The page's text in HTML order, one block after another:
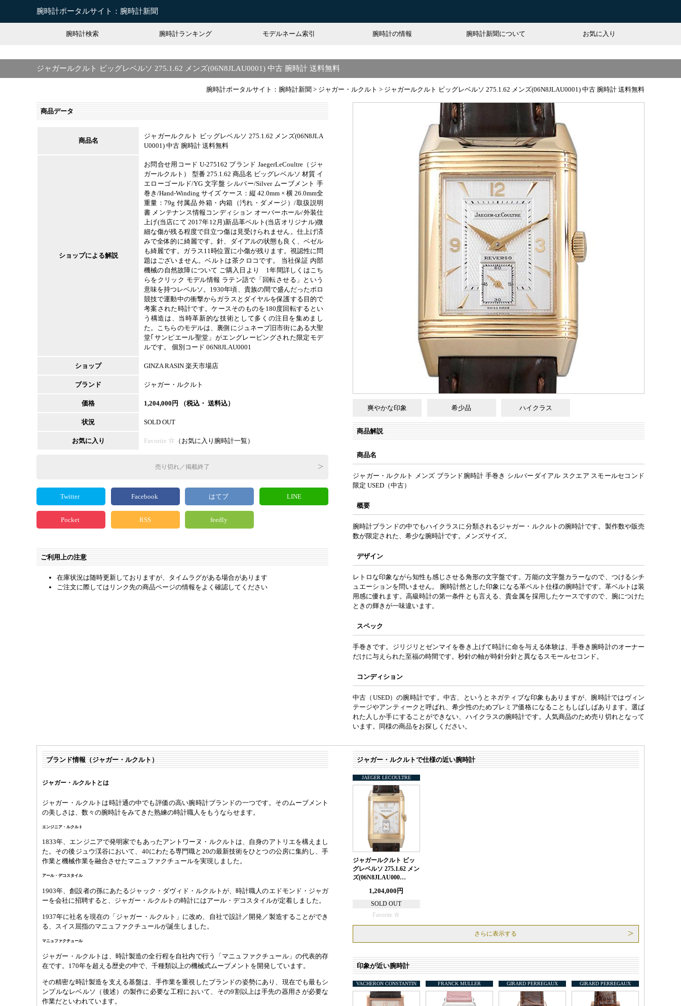
腕時計ポータルサイト：腕時計新聞
腕時計検索 腕時計ランキング モデルネーム索引 腕時計の情報 腕時計新聞について お気に入り
ジャガールクルト ビッグレベルソ 275.1.62 メンズ(06N8JLAU0001) 中古 腕時計 送料無料
腕時計ポータルサイト：腕時計新聞 > ジャガー・ルクルト > ジャガールクルト ビッグレベルソ 275.1.62 メンズ(06N8JLAU0001) 中古 腕時計 送料無料
爽やかな印象 希少品 ハイクラス
商品解説
商品名
ジャガー・ルクルト メンズ ブランド腕時計 手巻き シルバーダイアル スクエア スモールセコンド
限定 USED（中古）
概要
腕時計ブランドの中でもハイクラスに分類されるジャガー・ルクルトの腕時計です。製作数や販売
数が限定された、希少な腕時計です。メンズサイズ。
デザイン
レトロな印象ながら知性も感じさせる角形の文字盤です。万能の文字盤カラーなので、つけるシチ
ュエーションを問いません。 腕時計然とした印象になる革ベルト仕様の腕時計です。革ベルトは装
用感に優れます。高級時計の第一条件とも言える、貴金属を採用したケースですので、腕につけた
ときの輝きが一味違います。
スペック
手巻きです。ジリジリとゼンマイを巻き上げて時計に命を与える体験は、手巻き腕時計のオーナー
だけに与えられた至福の時間です。秒針の軸が時針分針と異なるスモールセコンド。
コンディション
中古（USED）の腕時計です。中古、というとネガティブな印象もありますが、腕時計ではヴィン
テージやアンティークと呼ばれ、希少性のためプレミア価格になることもしばしばあります。選ば
れた人しか手にすることができない、ハイクラスの腕時計です。人気商品のため売り切れとなって
います。同様の商品をお探しください。
商品データ
商品名
ジャガールクルト ビッグレベルソ 275.1.62 メンズ(06N8JLA
U0001) 中古 腕時計 送料無料
ショップによる解説
お問合せ用コード U-275162 ブランド JaegerLeCoultre（ジャ
ガールクルト） 型番 275.1.62 商品名 ビッグレベルソ 材質 イ
エローゴールド/YG 文字盤 シルバー/Silver ムーブメント 手
巻き/Hand-Winding サイズ ケース：縦 42.0mm × 横 26.0mm全
重量：79g 付属品 外箱・内箱（汚れ・ダメージ）/取扱説明
書 メンテナンス情報コンディション オーバーホール/外装仕
上げ(当店にて 2017年12月)新品革ベルト(当店オリジナル)微
細な傷が残る程度で目立つ傷は見受けられません。仕上げ済
みで全体的に綺麗です。針、ダイアルの状態も良く、ベゼル
も綺麗です。ガラス11時位置に小傷が残ります。視認性に問
題はございません。ベルトは茶クロコです。 当社保証 内部
機械の自然故障について ご購入日より 1年間詳しくはこち
らをクリック モデル情報 ラテン語で「回転させる」という
意味を持つレベルソ。1930年頃、貴族の間で盛んだったポロ
競技で運動中の衝撃からガラスとダイヤルを保護する目的で
考案された時計です。ケースそのものを180度回転するとい
う構造は、当時革新的な技術として多くの注目を集めまし
た。こちらのモデルは、裏側にジュネーブ旧市街にある大聖
堂｢サンピエール聖堂」がエングレービングされた限定モデ
ルです。 個別コード 06N8JLAU0001
ショップ GINZA RASIN 楽天市場店
ブランド ジャガー・ルクルト
価格 1,204,000 円 （税込・ 送料込）
状況 SOLD OUT
お気に入り Favorite （ お気に入り腕時計一覧 ）
売り切れ／掲載終了
Twitter Facebook はてブ LINE
Pocket RSS feedly
ご利用上の注意
在庫状況は随時更新しておりますが、タイムラグがある場合があります
ご注文に際してはリンク先の商品ページの情報をよく確認してください
ブランド情報（ジャガー・ルクルト）
ジャガー・ルクルトとは
ジャガー・ルクルトは時計通の中でも評価の高い腕時計ブランドの一つです。そのムーブメント
の美しさは、数々の腕時計をみてきた熟練の時計職人をもうならせます。
エンジニア・ルクルト
1833年、エンジニアで発明家でもあったアントワーヌ・ルクルトは、自身のアトリエを構えまし
た。その後ジュウ渓谷において、40にわたる専門職と20の最新技術をひとつの公房に集約し、手
作業と機械作業を融合させたマニュファクチュールを実現しました。
アール・デコスタイル
1903年、創設者の孫にあたるジャック・ダヴィド・ルクルトが、時計職人のエドモンド・ジャガ
ーを会社に招聘すると、ジャガー・ルクルトの時計にはアール・デコスタイルが定着しました。
1937年に社名を現在の「ジャガー・ルクルト」に改め、自社で設計／開発／製造することができ
る、スイス屈指のマニュファクチュールが誕生しました。
マニュファクチュール
ジャガー・ルクルトは、時計製造の全行程を自社内で行う「マニュファクチュール」の代表的存
在です。170年を超える歴史の中で、千種類以上の機械式ムーブメントを開発しています。
その精密な時計製造を支える基盤は、手作業を重視したブランドの姿勢にあり、現在でも最もシ
ンプルなレベルソ（後述）の製作に必要な工程において、その9割以上は手先の器用さが必要な
作業だといわれています。
ジャガー・ルクルトで仕様の近い腕時計
JAEGER LECOULTRE
ジャガールクルト ビッ
グレベルソ 275.1.62 メン
ズ(06N8JLAU000…
1,204,000円
SOLD OUT
Favorite
さらに表示する
印象が近い腕時計
VACHERON CONSTANTIN FRANCK MULLER GIRARD PERREGAUX GIRARD PERREGAUX